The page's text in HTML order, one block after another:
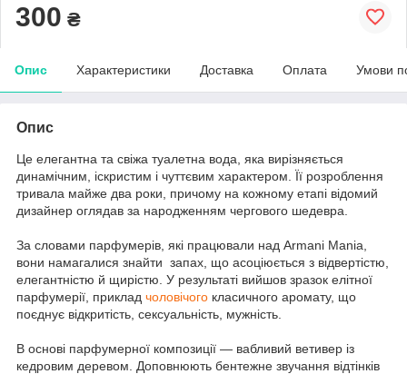
300 ₴
Опис Характеристики Доставка Оплата Умови
Опис
Це елегантна та свіжа туалетна вода, яка вирізняється
динамічним, іскристим і чуттєвим характером. Її розроблення
тривала майже два роки, причому на кожному етапі відомий
дизайнер оглядав за народженням чергового шедевра.
За словами парфумерів, які працювали над Armani Mania,
вони намагалися знайти запах, що асоціюється з відвертістю,
елегантністю й щирістю. У результаті вийшов зразок елітної
парфумерії, приклад чоловічого класичного аромату, що
поєднує відкритість, сексуальність, мужність.
В основі парфумерної композиції — вабливий ветивер із
кедровим деревом. Доповнюють бентежне звучання відтінків